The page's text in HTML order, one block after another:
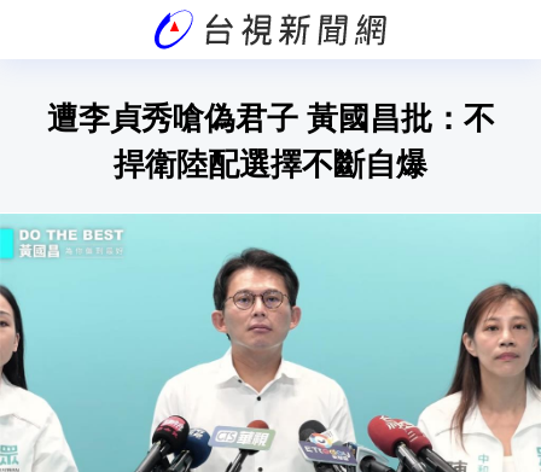
遭李貞秀嗆偽君子 黃國昌批：不
捍衛陸配選擇不斷自爆